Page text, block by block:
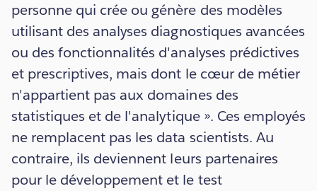
personne qui crée ou génère des modèles
utilisant des analyses diagnostiques avancées
ou des fonctionnalités d'analyses prédictives
et prescriptives, mais dont le cœur de métier
n'appartient pas aux domaines des
statistiques et de l'analytique ». Ces employés
ne remplacent pas les data scientists. Au
contraire, ils deviennent leurs partenaires
pour le développement et le test